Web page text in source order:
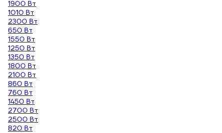
1900 Вт
1010 Вт
2300 Вт
650 Вт
1550 Вт
1250 Вт
1350 Вт
1800 Вт
2100 Вт
860 Вт
760 Вт
1450 Вт
2700 Вт
2500 Вт
820 Вт